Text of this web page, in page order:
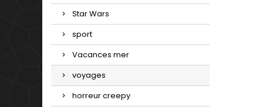
Star Wars
sport
Vacances mer
voyages
horreur creepy